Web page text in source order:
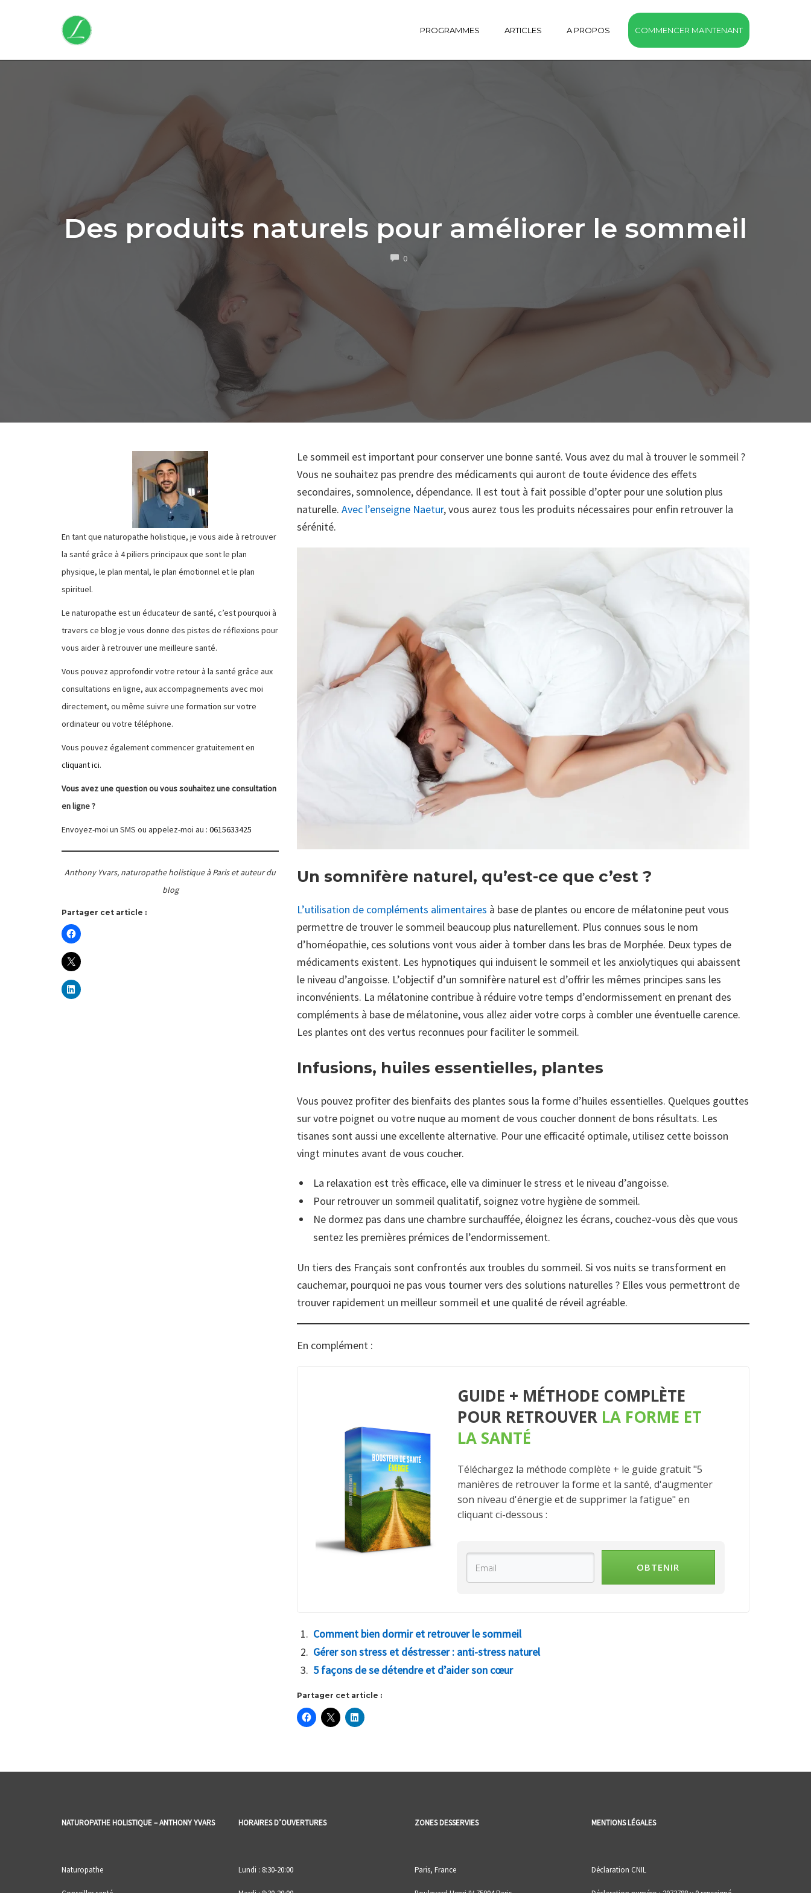
PROGRAMMES ARTICLES A PROPOS COMMENCER MAINTENANT
Des produits naturels pour améliorer le sommeil
0COMMENTS
Le sommeil est important pour conserver une bonne santé. Vous avez du mal à trouver le sommeil ?
Vous ne souhaitez pas prendre des médicaments qui auront de toute évidence des effets
secondaires, somnolence, dépendance. Il est tout à fait possible d’opter pour une solution plus
naturelle. Avec l’enseigne Naetur, vous aurez tous les produits nécessaires pour enfin retrouver la
sérénité.
Un somnifère naturel, qu’est-ce que c’est ?
L’utilisation de compléments alimentaires à base de plantes ou encore de mélatonine peut vous
permettre de trouver le sommeil beaucoup plus naturellement. Plus connues sous le nom
d’homéopathie, ces solutions vont vous aider à tomber dans les bras de Morphée. Deux types de
médicaments existent. Les hypnotiques qui induisent le sommeil et les anxiolytiques qui abaissent
le niveau d’angoisse. L’objectif d’un somnifère naturel est d’offrir les mêmes principes sans les
inconvénients. La mélatonine contribue à réduire votre temps d’endormissement en prenant des
compléments à base de mélatonine, vous allez aider votre corps à combler une éventuelle carence.
Les plantes ont des vertus reconnues pour faciliter le sommeil.
Infusions, huiles essentielles, plantes
Vous pouvez profiter des bienfaits des plantes sous la forme d’huiles essentielles. Quelques gouttes
sur votre poignet ou votre nuque au moment de vous coucher donnent de bons résultats. Les
tisanes sont aussi une excellente alternative. Pour une efficacité optimale, utilisez cette boisson
vingt minutes avant de vous coucher.
La relaxation est très efficace, elle va diminuer le stress et le niveau d’angoisse.
Pour retrouver un sommeil qualitatif, soignez votre hygiène de sommeil.
Ne dormez pas dans une chambre surchauffée, éloignez les écrans, couchez-vous dès que vous
sentez les premières prémices de l’endormissement.
Un tiers des Français sont confrontés aux troubles du sommeil. Si vos nuits se transforment en
cauchemar, pourquoi ne pas vous tourner vers des solutions naturelles ? Elles vous permettront de
trouver rapidement un meilleur sommeil et une qualité de réveil agréable.
En complément :
GUIDE + MÉTHODE COMPLÈTE
POUR RETROUVER LA FORME ET
LA SANTÉ
Téléchargez la méthode complète + le guide gratuit "5
manières de retrouver la forme et la santé, d'augmenter
son niveau d'énergie et de supprimer la fatigue" en
cliquant ci-dessous :
OBTENIR
Comment bien dormir et retrouver le sommeil
Gérer son stress et déstresser : anti-stress naturel
5 façons de se détendre et d’aider son cœur
Partager cet article :
En tant que naturopathe holistique, je vous aide à retrouver
la santé grâce à 4 piliers principaux que sont le plan
physique, le plan mental, le plan émotionnel et le plan
spirituel.
Le naturopathe est un éducateur de santé, c’est pourquoi à
travers ce blog je vous donne des pistes de réflexions pour
vous aider à retrouver une meilleure santé.
Vous pouvez approfondir votre retour à la santé grâce aux
consultations en ligne, aux accompagnements avec moi
directement, ou même suivre une formation sur votre
ordinateur ou votre téléphone.
Vous pouvez également commencer gratuitement en
cliquant ici.
Vous avez une question ou vous souhaitez une consultation
en ligne ?
Envoyez-moi un SMS ou appelez-moi au : 0615633425
Anthony Yvars, naturopathe holistique à Paris et auteur du
blog
Partager cet article :
NATUROPATHE HOLISTIQUE – ANTHONY YVARS
Naturopathe
HORAIRES D’OUVERTURES
Lundi : 8:30-20:00
ZONES DESSERVIES
Paris, France
MENTIONS LÉGALES
Déclaration CNIL